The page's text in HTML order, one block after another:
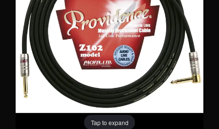
Tap to expand